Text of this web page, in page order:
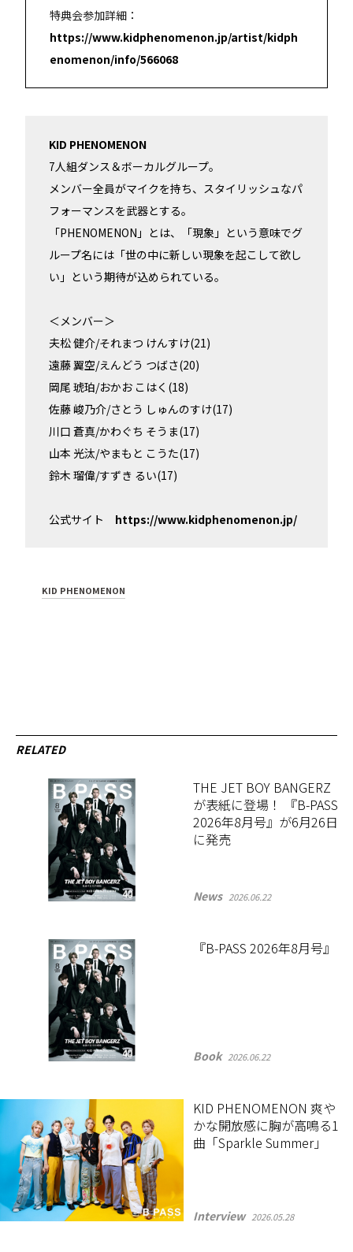
特典会参加詳細：
https://www.kidphenomenon.jp/artist/kidph
enomenon/info/566068
KID PHENOMENON
7人組ダンス＆ボーカルグループ。
メンバー全員がマイクを持ち、スタイリッシュなパ
フォーマンスを武器とする。
「PHENOMENON」とは、「現象」という意味でグ
ループ名には「世の中に新しい現象を起こして欲し
い」という期待が込められている。
＜メンバー＞
夫松 健介/それまつ けんすけ(21)
遠藤 翼空/えんどう つばさ(20)
岡尾 琥珀/おかお こはく(18)
佐藤 峻乃介/さとう しゅんのすけ(17)
川口 蒼真/かわぐち そうま(17)
山本 光汰/やまもと こうた(17)
鈴木 瑠偉/すずき るい(17)
公式サイト https://www.kidphenomenon.jp/
KID PHENOMENON
RELATED
THE JET BOY BANGERZ
が表紙に登場！ 『B-PASS
2026年8月号』が6月26日
に発売
News 2026.06.22
『B-PASS 2026年8月号』
Book 2026.06.22
KID PHENOMENON 爽や
かな開放感に胸が高鳴る1
曲「Sparkle Summer」
Interview 2026.05.28